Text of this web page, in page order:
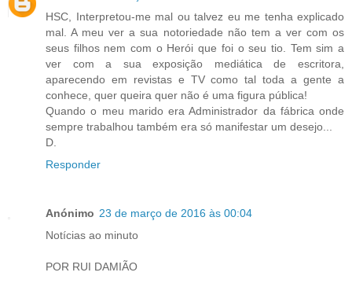
HSC, Interpretou-me mal ou talvez eu me tenha explicado
mal. A meu ver a sua notoriedade não tem a ver com os
seus filhos nem com o Herói que foi o seu tio. Tem sim a
ver com a sua exposição mediática de escritora,
aparecendo em revistas e TV como tal toda a gente a
conhece, quer queira quer não é uma figura pública!
Quando o meu marido era Administrador da fábrica onde
sempre trabalhou também era só manifestar um desejo...
D.
Responder
Anónimo 23 de março de 2016 às 00:04
Notícias ao minuto
POR RUI DAMIÃO